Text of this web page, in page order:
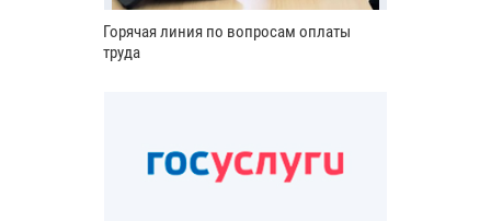
Горячая линия по вопросам оплаты
труда